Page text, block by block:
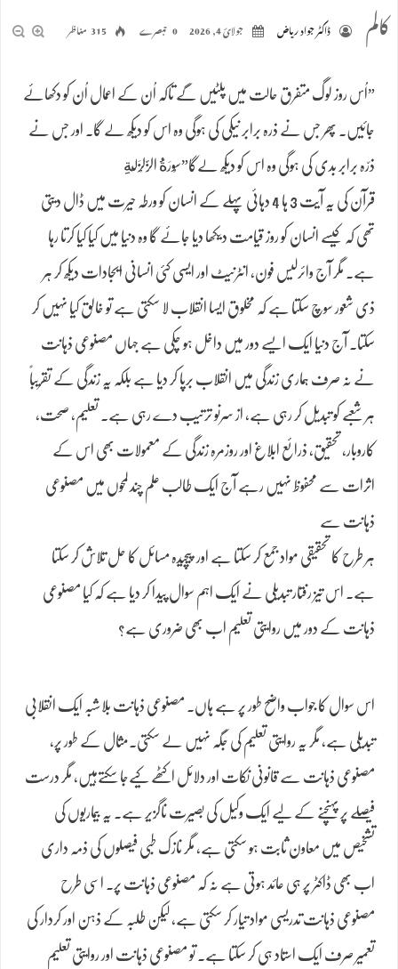
کالم ڈاکٹر جواد ریاض جولائ 4, 2026 0 تبصرے 315 مناظر
”اُس روز لوگ متفرق حالت میں پلٹیں گے تاکہ اُن کے اعمال اُن کو دکھائے
جائیں۔ پھر جس نے ذرہ برابر نیکی کی ہوگی وہ اس کو دیکھ لے گا. اور جس نے
ذرّہ برابر بدی کی ہوگی وہ اس کو دیکھ لےگا”سُورَةُ الزَّلْزَلَةِ
قرآن کی یہ آیت 3 ہا 4 دہائی پہلے کے انسان کو ورطہ حیرت میں ڈال دیتی
تھی کہ کیسے انسان کو روز قیامت دیکھا دیا جائے گا وہ دنیا میں کیا کیا کرتا رہا
ہے۔ مگر آج وائرلیس فون، انٹرنیٹ اور ایسی کئی انسانی ایجادات دیکھ کر ہر
ذی شعور سوچ سکتا ہے کہ مخلوق ایسا انقلاب لا سکتی ہے تو خالق کیا نہیں کر
سکتا۔ آج دنیا ایک ایسے دور میں داخل ہو چکی ہے جہاں مصنوعی ذہانت
نے نہ صرف ہماری زندگی میں انقلاب برپا کر دیا ہے بلکہ یہ زندگی کے تقریباً
ہر شعبے کو تبدیل کر رہی ہے، از سرنو ترتیب دے رہی ہے۔ تعلیم، صحت،
کاروبار، تحقیق، ذرائع ابلاغ اور روزمرہ زندگی کے معمولات بھی اس کے
اثرات سے محفوظ نہیں رہے آج ایک طالب علم چند لمحوں میں مصنوعی
ذہانت سے
ہر طرح کا تحقیقی مواد جمع کر سکتا ہے اور پیچیدہ مسائل کا حل تلاش کر سکتا
ہے۔ اس تیز رفتار تبدیلی نے ایک اہم سوال پیدا کر دیا ہے کہ کیا مصنوعی
ذہانت کے دور میں روایتی تعلیم اب بھی ضروری ہے؟
اس سوال کا جواب واضح طور پر ہے ہاں۔ مصنوعی ذہانت بلاشبہ ایک انقلابی
تبدیلی ہے، مگر یہ روایتی تعلیم کی جگہ نہیں لے سکتی۔مثال کے طور پر،
مصنوعی ذہانت سے قانونی نکات اور دلائل اکٹھے کیےجا سکتےہیں، مگر درست
فیصلے پر پہنچنے کے لیے ایک وکیل کی بصیرت ناگزیر ہے۔ یہ بیماریوں کی
تشخیص میں معاون ثابت ہو سکتی ہے، مگر نازک طبی فیصلوں کی ذمہ داری
اب بھی ڈاکٹر پر ہی عائد ہوتی ہے نہ کہ مصنوعی ذہانت پر۔ اسی طرح
مصنوعی ذہانت تدریسی مواد تیار کر سکتی ہے، لیکن طلبہ کے ذہن اور کردار کی
تعمیر صرف ایک استاد ہی کر سکتا ہے۔ تو مصنوعی ذہانت اور روایتی تعلیم